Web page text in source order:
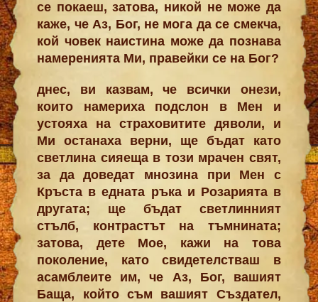
се покаеш, затова, никой не може да
каже, че Аз, Бог, не мога да се смекча,
кой човек наистина може да познава
намеренията Ми, правейки се на Бог?
днес, ви казвам, че всички онези,
които намериха подслон в Мен и
устояха на страховитите дяволи, и
Ми останаха верни, ще бъдат като
светлина сияеща в този мрачен свят,
за да доведат мнозина при Мен с
Кръста в едната ръка и Розарията в
другата; ще бъдат светлинният
стълб, контрастът на тъмнината;
затова, дете Мое, кажи на това
поколение, като свидетелстваш в
асамблеите им, че Аз, Бог, вашият
Баща, който съм вашият Създател,